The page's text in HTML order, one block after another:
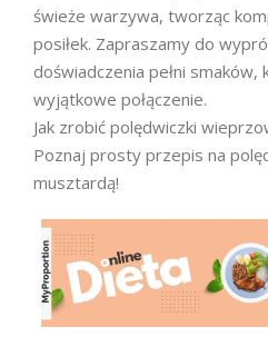
świeże warzywa, tworząc
posiłek. Zapraszamy do
doświadczenia pełni
wyjątkowe połączenie.
Jak zrobić polędwiczki
Poznaj prosty przepis na
musztardą!